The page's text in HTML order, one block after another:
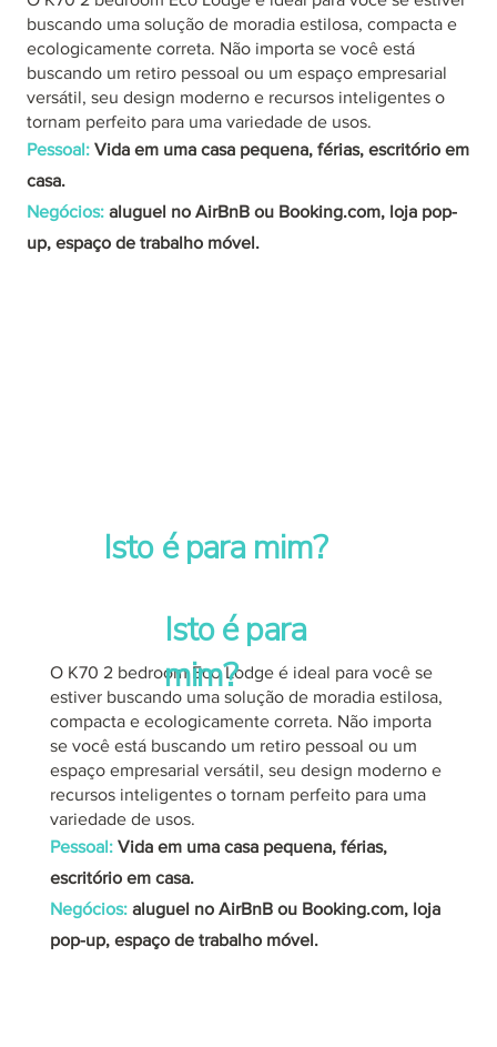
buscando uma solução de moradia estilosa, compacta e
ecologicamente correta. Não importa se você está
buscando um retiro pessoal ou um espaço empresarial
versátil, seu design moderno e recursos inteligentes o
tornam perfeito para uma variedade de usos.
Pessoal:Vida em uma casa pequena, férias, escritório em
casa.
Negócios:aluguel no AirBnB ou Booking.com, loja pop-
up, espaço de trabalho móvel.
Isto é para mim?
O K70 2 bedroom Eco Lodge é ideal para você se
estiver buscando uma solução de moradia estilosa,
compacta e ecologicamente correta. Não importa
se você está buscando um retiro pessoal ou um
espaço empresarial versátil, seu design moderno e
recursos inteligentes o tornam perfeito para uma
variedade de usos.
Pessoal:Vida em uma casa pequena, férias,
escritório em casa.
Negócios:aluguel no AirBnB ou Booking.com, loja
pop-up, espaço de trabalho móvel.
Isto é para
mim?